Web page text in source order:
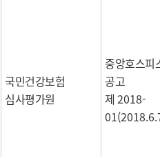
국민건강보험
심사평가원
중앙호스피
공고
제 2018-